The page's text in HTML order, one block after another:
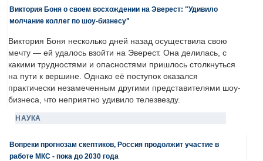
Виктория Боня о своем восхождении на Эверест: "Удивило
молчание коллег по шоу-бизнесу"
Виктория Боня несколько дней назад осуществила свою
мечту — ей удалось взойти на Эверест. Она делилась, с
какими трудностями и опасностями пришлось столкнуться
на пути к вершине. Однако её поступок оказался
практически незамеченным другими представителями шоу-
бизнеса, что неприятно удивило телезвезду.
НАУКА
Вопреки прогнозам скептиков, Россия продолжит участие в
работе МКС - пока до 2030 года